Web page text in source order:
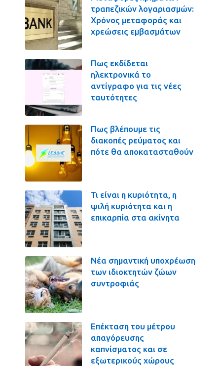
τραπεζικών λογαριασμών:
Χρόνος μεταφοράς και
χρεώσεις εμβασμάτων
Πως εκδίδεται
ηλεκτρονικά το
αντίγραφο για τις νέες
ταυτότητες
Πως βλέπουμε τις
διακοπές ρεύματος και
πότε θα αποκατασταθούν
Τι είναι η κυριότητα, η
ψιλή κυριότητα και η
επικαρπία στα ακίνητα
Νέα σημαντική υποχρέωση
των ιδιοκτητών ζώων
συντροφιάς
Επέκταση του μέτρου
απαγόρευσης
καπνίσματος και σε
εξωτερικούς χώρους